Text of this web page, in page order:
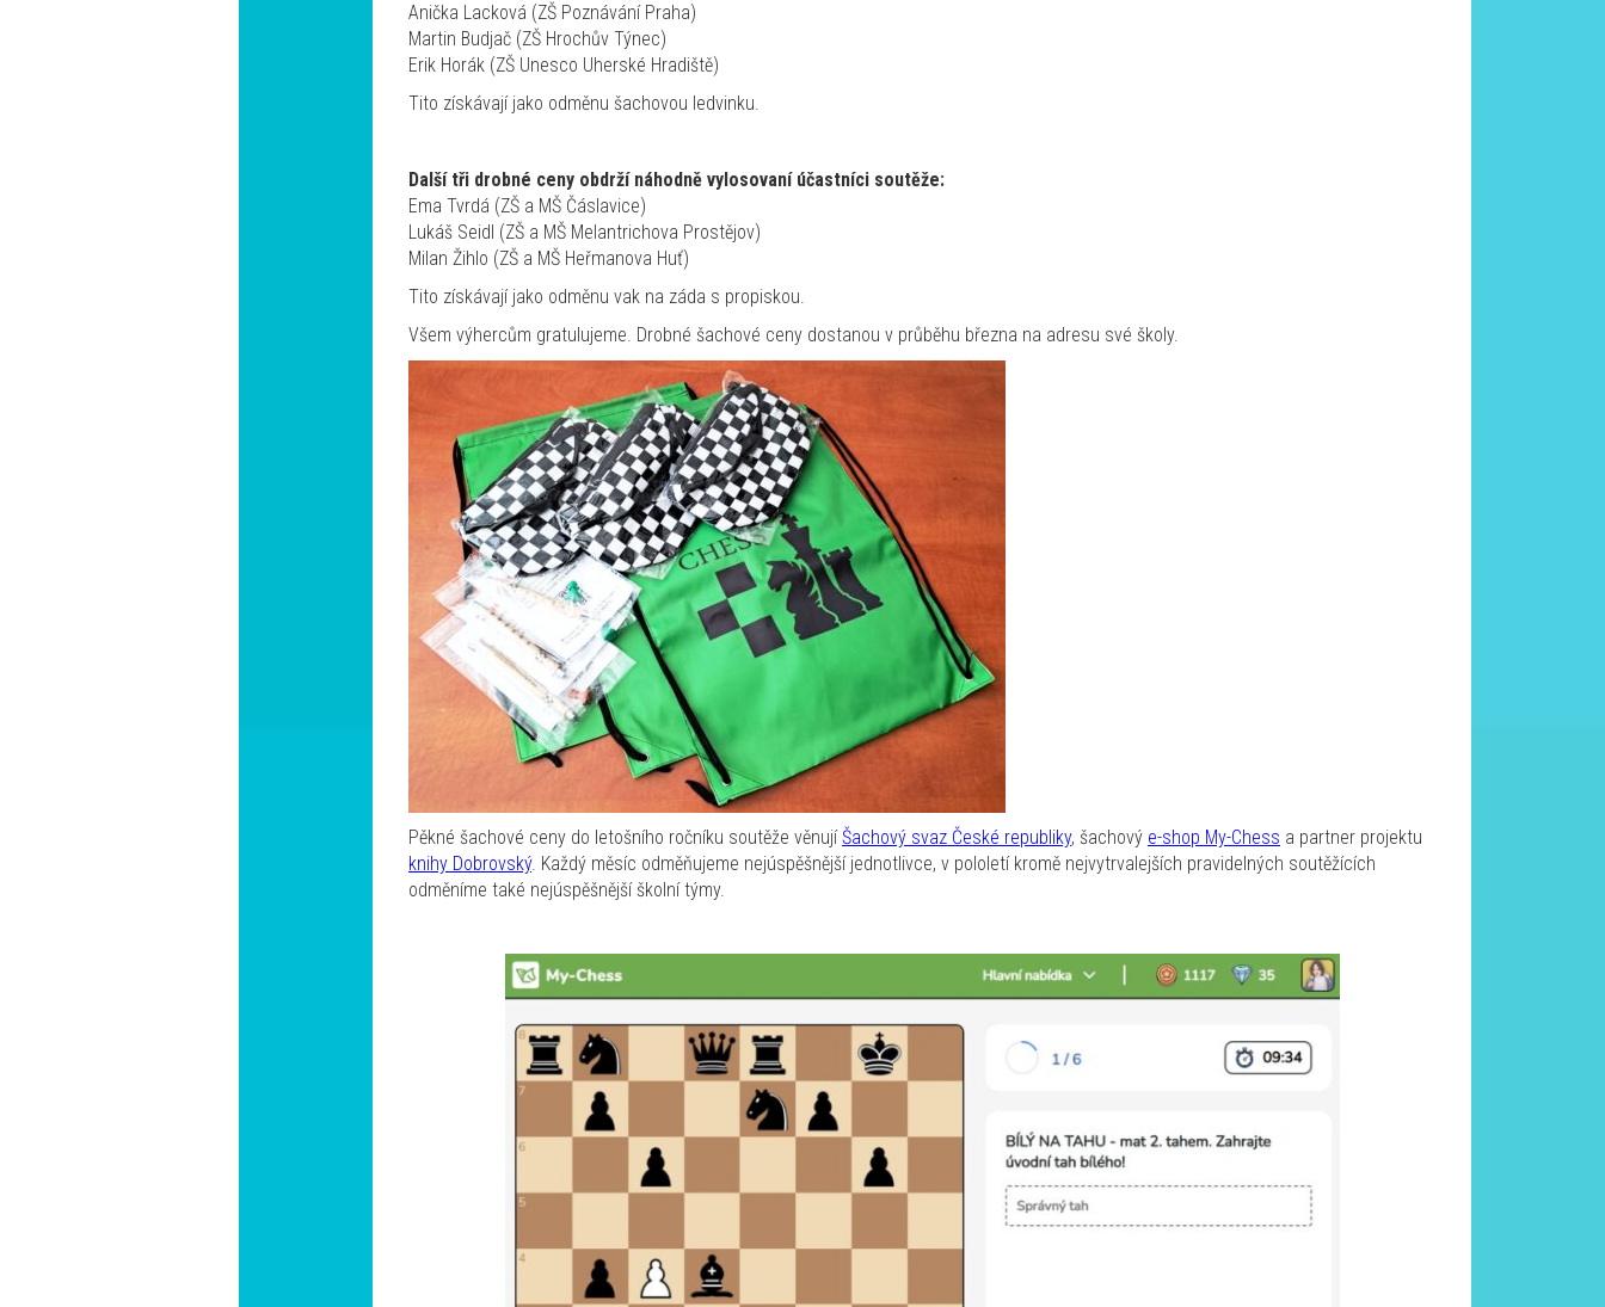
Anička Lacková (ZŠ Poznávání Praha)
Martin Budjač (ZŠ Hrochův Týnec)
Erik Horák (ZŠ Unesco Uherské Hradiště)
Tito získávají jako odměnu šachovou ledvinku.
Další tři drobné ceny obdrží náhodně vylosovaní účastníci soutěže:
Ema Tvrdá (ZŠ a MŠ Čáslavice)
Lukáš Seidl (ZŠ a MŠ Melantrichova Prostějov)
Milan Žihlo (ZŠ a MŠ Heřmanova Huť)
Tito získávají jako odměnu vak na záda s propiskou.
Všem výhercům gratulujeme. Drobné šachové ceny dostanou v průběhu března na adresu své školy.
Pěkné šachové ceny do letošního ročníku soutěže věnujíŠachový svaz České republiky, šachový e-shop My-Chess a partner projektu
knihy Dobrovský. Každý měsíc odměňujeme nejúspěšnější jednotlivce, v pololetí kromě nejvytrvalejších pravidelných soutěžících
odměníme také nejúspěšnější školní týmy.